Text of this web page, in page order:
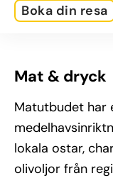
Boka din resa
Mat & dryck
Matutbudet har
lokala ostar,
olivoljor från